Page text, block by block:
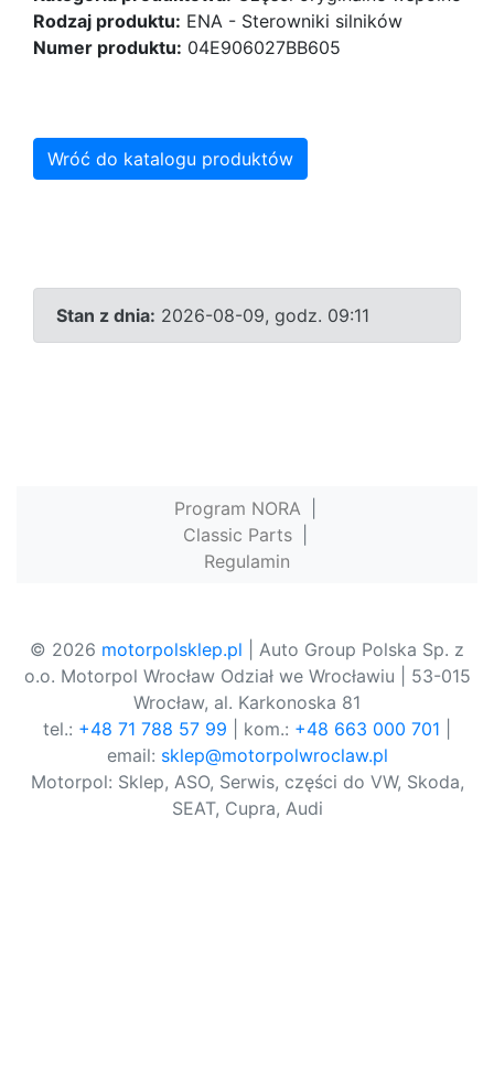
Rodzaj produktu: ENA - Sterowniki silników
Numer produktu: 04E906027BB605
Wróć do katalogu produktów
Stan z dnia: 2026-08-09, godz. 09:11
Program NORA
Classic Parts
Regulamin
© 2026 motorpolsklep.pl | Auto Group Polska Sp. z
o.o. Motorpol Wrocław Odział we Wrocławiu | 53-015
Wrocław, al. Karkonoska 81
tel.: +48 71 788 57 99 | kom.: +48 663 000 701
email: sklep@motorpolwroclaw.pl
Motorpol: Sklep, ASO, Serwis, części do VW, Skoda,
SEAT, Cupra, Audi